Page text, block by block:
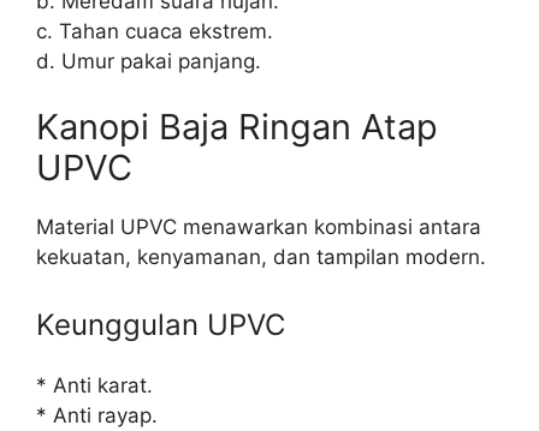
c. Tahan cuaca ekstrem.
d. Umur pakai panjang.
Kanopi Baja Ringan Atap
UPVC
Material UPVC menawarkan kombinasi antara
kekuatan, kenyamanan, dan tampilan modern.
Keunggulan UPVC
* Anti karat.
* Anti rayap.